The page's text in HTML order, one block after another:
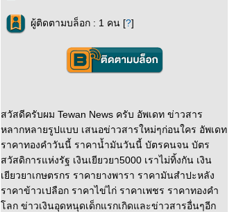
ผู้ติดตามบล็อก : 1 คน [?]
สวัสดีครับผม Tewan News ครับ อัพเดท ข่าวสาร
หลากหลายรูปแบบ เสนอข่าวสารใหม่ๆก่อนใคร อัพเดท
ราคาทองคำวันนี้ ราคาน้ำมันวันนี้ บัตรคนจน บัตร
สวัสดิการแห่งรัฐ เงินเยียวยา5000 เราไม่ทิ้งกัน เงิน
เยียวยาเกษตรกร ราคายางพารา ราคามันสำปะหลัง
ราคาข้าวเปลือก ราคาไข่ไก่ ราคาเพชร ราคาทองคำ
ลก ข่าวเงินอุดหนุดเด็กแรกเกิดและข่าวสารอื่นๆอีก